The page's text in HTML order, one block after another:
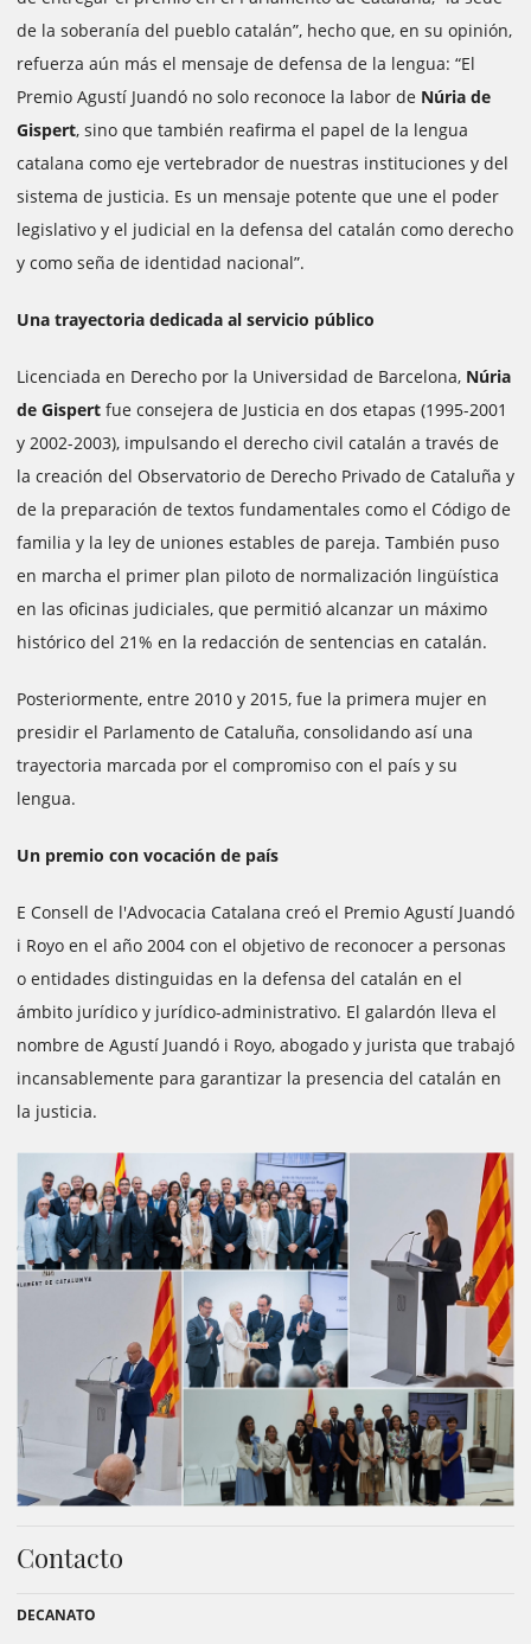
de la soberanía del pueblo catalán”, hecho que, en su opinión,
refuerza aún más el mensaje de defensa de la lengua: “El
Premio Agustí Juandó no solo reconoce la labor de Núria de
Gispert, sino que también reafirma el papel de la lengua
catalana como eje vertebrador de nuestras instituciones y del
sistema de justicia. Es un mensaje potente que une el poder
legislativo y el judicial en la defensa del catalán como derecho
y como seña de identidad nacional”.
Una trayectoria dedicada al servicio público
Licenciada en Derecho por la Universidad de Barcelona, Núria
de Gispert fue consejera de Justicia en dos etapas (1995-2001
y 2002-2003), impulsando el derecho civil catalán a través de
la creación del Observatorio de Derecho Privado de Cataluña y
de la preparación de textos fundamentales como el Código de
familia y la ley de uniones estables de pareja. También puso
en marcha el primer plan piloto de normalización lingüística
en las oficinas judiciales, que permitió alcanzar un máximo
histórico del 21% en la redacción de sentencias en catalán.
Posteriormente, entre 2010 y 2015, fue la primera mujer en
presidir el Parlamento de Cataluña, consolidando así una
trayectoria marcada por el compromiso con el país y su
lengua.
Un premio con vocación de país
E Consell de l'Advocacia Catalana creó el Premio Agustí Juandó
i Royo en el año 2004 con el objetivo de reconocer a personas
o entidades distinguidas en la defensa del catalán en el
ámbito jurídico y jurídico-administrativo. El galardón lleva el
nombre de Agustí Juandó i Royo, abogado y jurista que trabajó
incansablemente para garantizar la presencia del catalán en
la justicia.
Contacto
DECANATO